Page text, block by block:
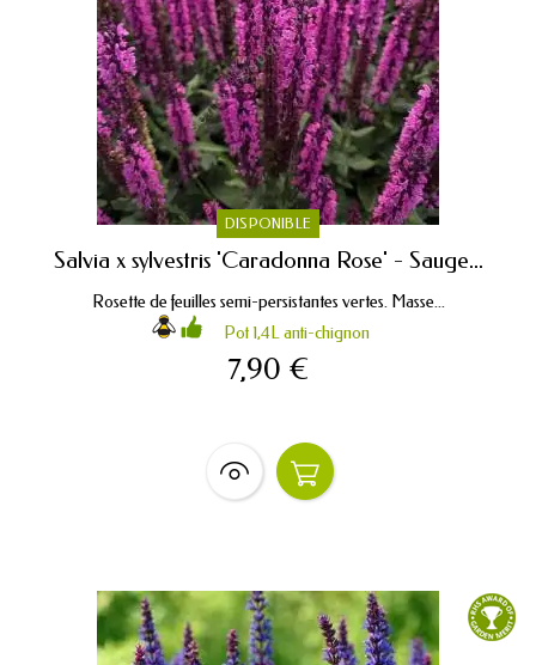
DISPONIBLE
Salvia x sylvestris 'Caradonna Rose' - Sauge...
Rosette de feuilles semi-persistantes vertes. Masse...
Pot 1,4L anti-chignon
7,90 €